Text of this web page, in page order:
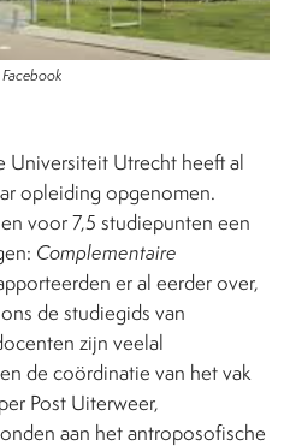
Universiteit Utrecht heeft al
opleiding opgenomen.
voor 7,5 studiepunten een
Complementaire
er al eerder over,
de studiegids van
zijn veelal
de coördinatie van het vak
Post Uiterweer,
aan het antroposofische